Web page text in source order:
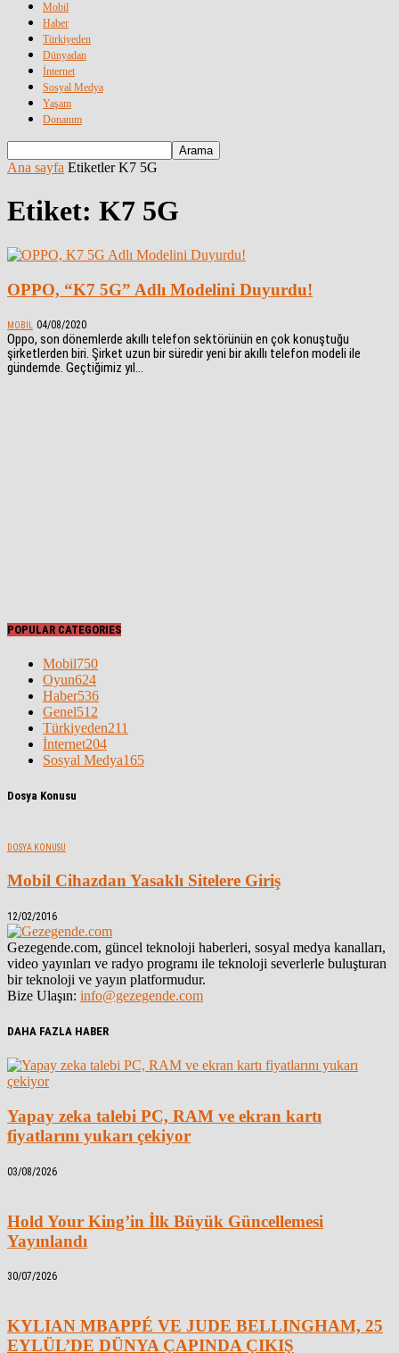
Mobil
Haber
Türkiyeden
Dünyadan
İnternet
Sosyal Medya
Yaşam
Donanım
Ana sayfa Etiketler K7 5G
Etiket: K7 5G
OPPO, “K7 5G” Adlı Modelini Duyurdu!
MOBIL 04/08/2020
Oppo, son dönemlerde akıllı telefon sektörünün en çok konuştuğu
şirketlerden biri. Şirket uzun bir süredir yeni bir akıllı telefon modeli ile
gündemde. Geçtiğimiz yıl...
POPULAR CATEGORIES
Mobil750
Oyun624
Haber536
Genel512
Türkiyeden211
İnternet204
Sosyal Medya165
Dosya Konusu
DOSYA KONUSU
Mobil Cihazdan Yasaklı Sitelere Giriş
12/02/2016
Gezegende.com, güncel teknoloji haberleri, sosyal medya kanalları,
video yayınları ve radyo programı ile teknoloji severlerle buluşturan
bir teknoloji ve yayın platformudur.
Bize Ulaşın: info@gezegende.com
DAHA FAZLA HABER
Yapay zeka talebi PC, RAM ve ekran kartı
fiyatlarını yukarı çekiyor
03/08/2026
Hold Your King’in İlk Büyük Güncellemesi
Yayınlandı
30/07/2026
KYLIAN MBAPPÉ VE JUDE BELLINGHAM, 25
EYLÜL’DE DÜNYA ÇAPINDA ÇIKIŞ